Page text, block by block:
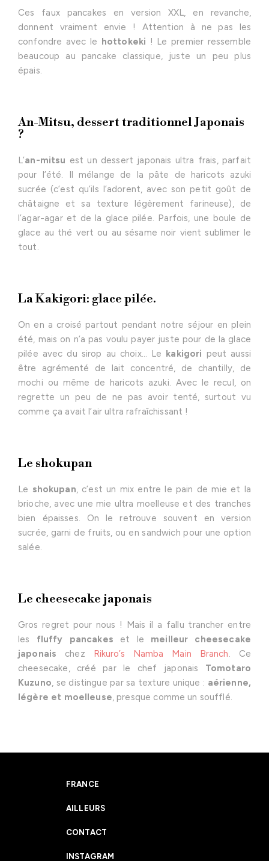
Ces faux pancakes en version XXL, en revanche,
donnent vraiment envie ! Attention à ne pas les
confondre avec le hottokeki ! Le premier ressemble
beaucoup au pancake classique, juste un peu plus
épais.
An-Mitsu, dessert traditionnel Japonais
?
L’an-mitsu est un dessert japonais ultra frais, parfait
pour l’été. Il mélange de la pâte de haricots azuki
sucrée (c’est qu’ils l’adorent, avec son petit goût de
châtaigne et sa texture légèrement farineuse), de
l’agar-agar et de la glace pilée. Parfois, une boule de
glace au thé vert ou au sésame noir vient sublimer le
tout.
La Kakigori: glace pilée.
On en a croisé partout pendant notre séjour en plein
été, mais on n’a pas voulu payer juste pour de la glace
pilée avec du sirop au choix… Le kakigori peut aussi
être agrémenté de lait concentré, de chantilly, de
mochi ou même de haricots azuki. Avec le recul, on
regrette un peu de ne pas avoir tenté, surtout vu
comme ça avait l’air ultra rafraîchissant !
Le shokupan
Le shokupan , c’est un mix entre le pain de mie et la
brioche, avec une mie ultra moelleuse et des tranches
bien épaisses. On le retrouve souvent en version
sucrée, garni de fruits, ou en sandwich pour une option
salée.
Le cheesecake japonais
Gros regret pour nous ! Mais il a fallu trancher entre
les fluffy pancakes et le meilleur cheesecake
japonais chez Rikuro’s Namba Main Branch . Ce
cheesecake, créé par le chef japonais Tomotaro
Kuzuno , se distingue par sa texture unique : aérienne,
légère et moelleuse , presque comme un soufflé.
FRANCE
AILLEURS
CONTACT
INSTAGRAM